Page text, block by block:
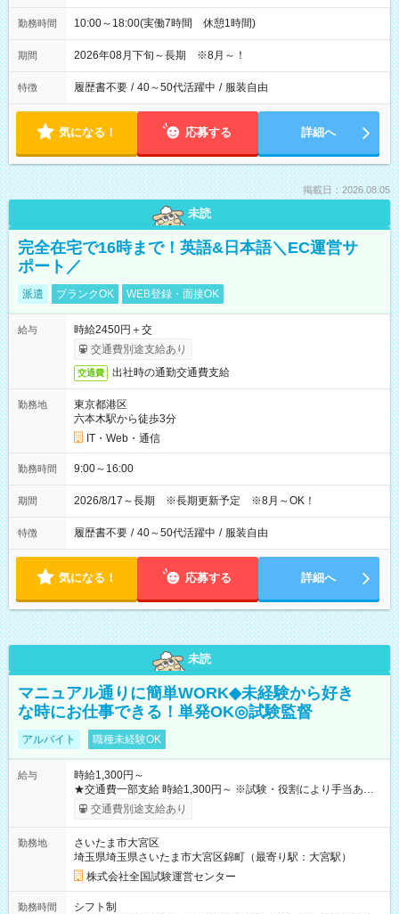
勤務時間 10:00～18:00(実働7時間 休憩1時間)
期間 2026年08月下旬～長期 ※8月～！
特徴 履歴書不要 / 40～50代活躍中 / 服装自由
気になる！ 応募する 詳細へ
掲載日：2026.08.05
未読
完全在宅で16時まで！英語&日本語＼EC運営サ
ポート／
派遣 ブランクOK WEB登録・面接OK
給与
時給2450円＋交
交通費別途支給あり
交通費 出社時の通勤交通費支給
勤務地
東京都港区
六本木駅から徒歩3分
IT・Web・通信
勤務時間 9:00～16:00
期間 2026/8/17～長期 ※長期更新予定 ※8月～OK！
特徴 履歴書不要 / 40～50代活躍中 / 服装自由
気になる！ 応募する 詳細へ
未読
マニュアル通りに簡単WORK◆未経験から好き
な時にお仕事できる！単発OK◎試験監督
アルバイト 職種未経験OK
給与
時給1,300円～
★交通費一部支給 時給1,300円～ ※試験・役割により手当あり
※勤務回数により昇給あり 【即給（前払い）オプションあ
り！】 希望される場合、勤務から1週間ほどで給与の一部を受け
例】 ・河合塾模擬試験 8:30～17:30（休憩1時間） 時給1,300円
×8時間＝日収10,400円＋交通費 ※当日の役割により時給＋100
円の場合あり ・国家試験 7:00～13:30（休憩なし） 時給1,300
円（役割手当＋100円）×6時間＝日収8,400円＋交通費 【試用期
間】試用期間なし
交通費別途支給あり
勤務地
さいたま市大宮区
埼玉県埼玉県さいたま市大宮区錦町（最寄り駅：大宮駅）
株式会社全国試験運営センター
勤務時間
シフト制